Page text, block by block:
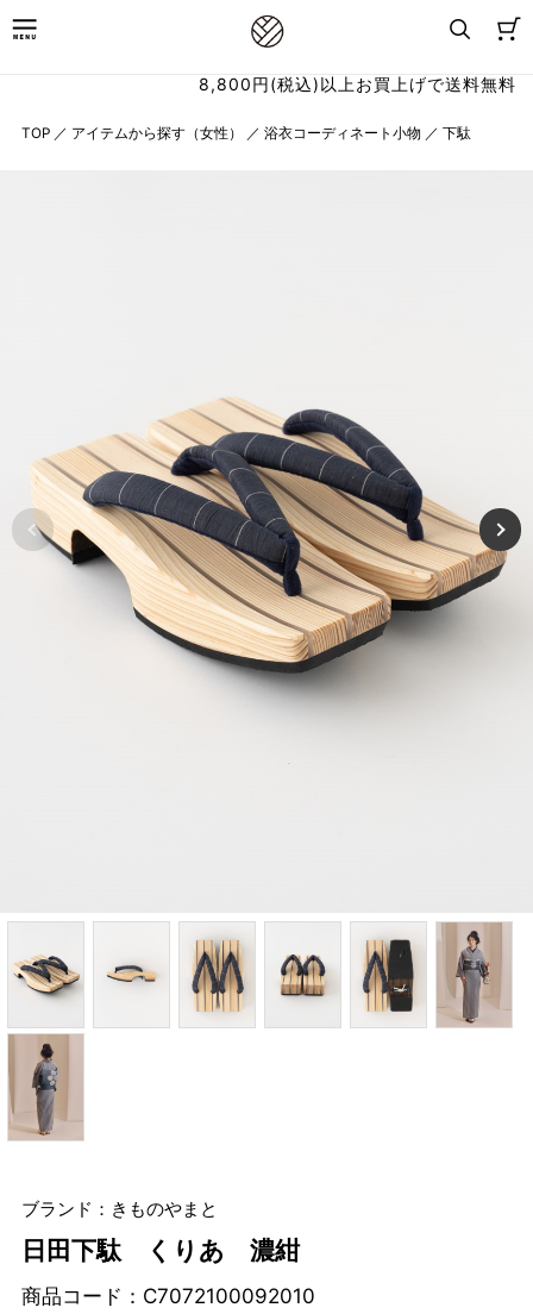
8,800円(税込)以上お買上げで送料無料
TOP ／ アイテムから探す（女性） ／ 浴衣コーディネート小物 ／ 下駄
ブランド：きものやまと
日田下駄 くりあ 濃紺
商品コード： C7072100092010